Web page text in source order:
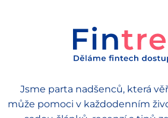
Jsme parta nadšenců, která
může pomoci v každodenním